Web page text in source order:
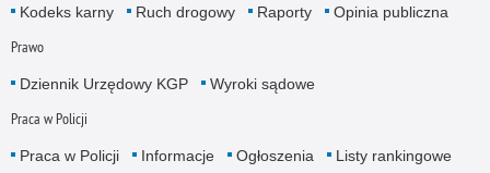
Kodeks karny
Ruch drogowy Raporty Opinia publiczna
Prawo
Dziennik Urzędowy KGP Wyroki sądowe
Praca w Policji
Praca w Policji Informacje Ogłoszenia
Listy rankingowe